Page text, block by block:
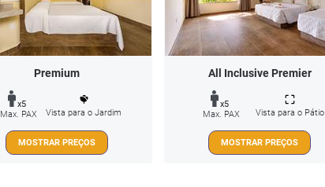
Premium
x5
Max. PAX
Vista para o Jardim
MOSTRAR PREÇOS
All Inclusive Premier
x5
Max. PAX
Vista para o Pátio
MOSTRAR PREÇOS